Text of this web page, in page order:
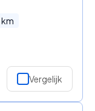
km
Vergelijk